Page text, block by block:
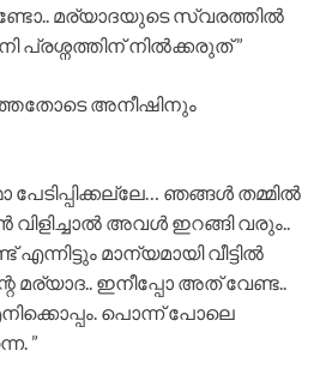
മര്യാദയുടെ സ്വരത്തിൽ
നിൽക്കരുത് ”
അനീഷിനും
പേടിപ്പിക്കല്ലേ… ഞങ്ങൾ തമ്മിൽ
അവൾ ഇറങ്ങി വരും..
മാന്യമായി വീട്ടിൽ
മര്യാദ.. ഇനീപ്പോ അത് വേണ്ട..
പൊന്ന് പോലെ
”